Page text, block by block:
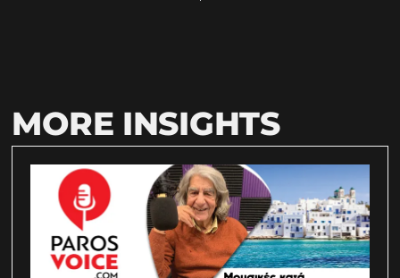
MORE INSIGHTS